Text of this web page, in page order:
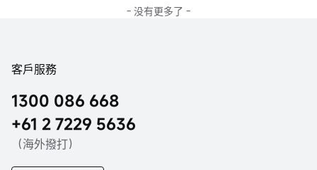
- 没有更多了 -
客戶服務
1300 086 668
+61 2 7229 5636
（海外撥打）